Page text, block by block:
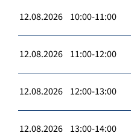
12.08.2026 10:00-11:00
12.08.2026 11:00-12:00
12.08.2026 12:00-13:00
12.08.2026 13:00-14:00